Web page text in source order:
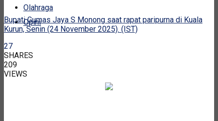
Olahraga
Opini
Bupati Gumas Jaya S Monong saat rapat paripurna di Kuala
Kurun, Senin (24 November 2025). (IST)
27
SHARES
209
VIEWS